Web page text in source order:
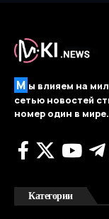
М ы влияем на
сетью новостей
номер один в мире.
Категории